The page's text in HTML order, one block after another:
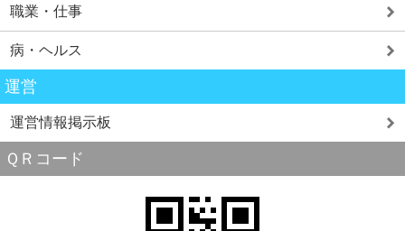
職業・仕事
病・ヘルス
運営
運営情報掲示板
ＱＲコード